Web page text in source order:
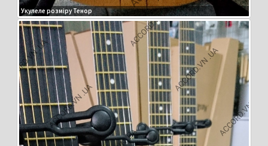
Укулеле розміру Тенор